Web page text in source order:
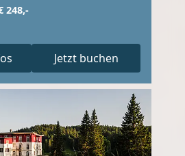
248,-
Jetzt buchen